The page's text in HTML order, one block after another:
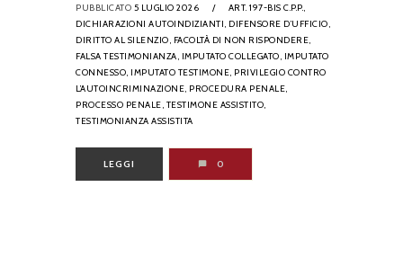
PUBBLICATO 5 LUGLIO 2026 /
ART. 197-BIS C.P.P.,
DICHIARAZIONI AUTOINDIZIANTI, DIFENSORE D’UFFICIO,
DIRITTO AL SILENZIO, FACOLTÀ DI NON RISPONDERE,
FALSA TESTIMONIANZA, IMPUTATO COLLEGATO, IMPUTATO
CONNESSO, IMPUTATO TESTIMONE, PRIVILEGIO CONTRO
L’AUTOINCRIMINAZIONE, PROCEDURA PENALE,
PROCESSO PENALE, TESTIMONE ASSISTITO,
TESTIMONIANZA ASSISTITA
LEGGI 0